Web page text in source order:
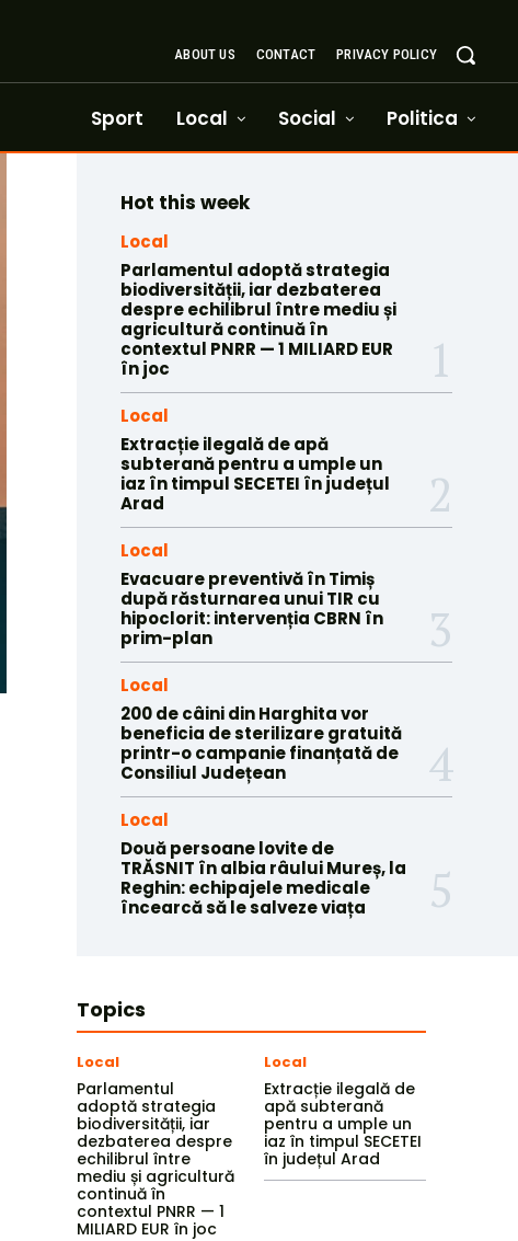
ABOUT US CONTACT PRIVACY POLICY
Sport Local Social Politica
Hot this week
Local
Parlamentul adoptă strategia
biodiversității, iar dezbaterea
despre echilibrul între mediu și
agricultură continuă în
contextul PNRR — 1 MILIARD EUR
în joc
Local
Extracție ilegală de apă
subterană pentru a umple un
iaz în timpul SECETEI în județul
Arad
Local
Evacuare preventivă în Timiș
după răsturnarea unui TIR cu
hipoclorit: intervenția CBRN în
prim-plan
Local
200 de câini din Harghita vor
beneficia de sterilizare gratuită
printr-o campanie finanțată de
Consiliul Județean
Local
Două persoane lovite de
TRĂSNIT în albia râului Mureș, la
Reghin: echipajele medicale
încearcă să le salveze viața
Topics
Local
Parlamentul
adoptă strategia
biodiversității, iar
dezbaterea despre
echilibrul între
mediu și agricultură
continuă în
contextul PNRR — 1
MILIARD EUR în joc
Local
Extracție ilegală de
apă subterană
pentru a umple un
iaz în timpul SECETEI
în județul Arad